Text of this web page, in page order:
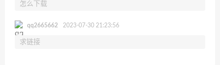
怎么下载
qq2665662 2023-07-30 21:23:56
求链接